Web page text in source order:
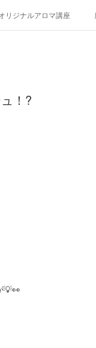
リジナルアロマ講座
！?
💡👀